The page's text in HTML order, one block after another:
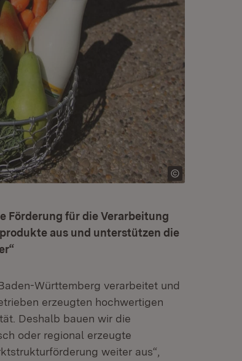
Förderung für die Verarbeitung
aus und unterstützen die
Württemberg verarbeitet und
erzeugten hochwertigen
Deshalb bauen wir die
oder regional erzeugte
weiter aus“,